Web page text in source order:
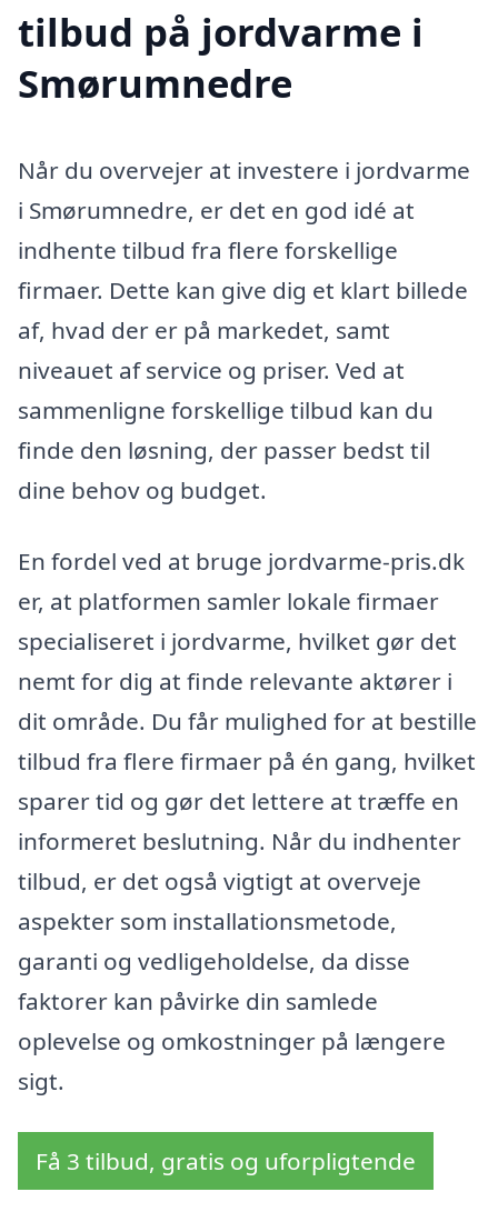
tilbud på jordvarme i
Smørumnedre
Når du overvejer at investere i jordvarme
i Smørumnedre, er det en god idé at
indhente tilbud fra flere forskellige
firmaer. Dette kan give dig et klart billede
af, hvad der er på markedet, samt
niveauet af service og priser. Ved at
sammenligne forskellige tilbud kan du
finde den løsning, der passer bedst til
dine behov og budget.
En fordel ved at bruge jordvarme-pris.dk
er, at platformen samler lokale firmaer
specialiseret i jordvarme, hvilket gør det
nemt for dig at finde relevante aktører i
dit område. Du får mulighed for at bestille
tilbud fra flere firmaer på én gang, hvilket
sparer tid og gør det lettere at træffe en
informeret beslutning. Når du indhenter
tilbud, er det også vigtigt at overveje
aspekter som installationsmetode,
garanti og vedligeholdelse, da disse
faktorer kan påvirke din samlede
oplevelse og omkostninger på længere
sigt.
Få 3 tilbud, gratis og uforpligtende